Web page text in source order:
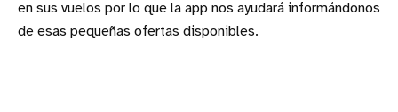
en sus vuelos por lo que la app nos ayudará informándonos
de esas pequeñas ofertas disponibles.